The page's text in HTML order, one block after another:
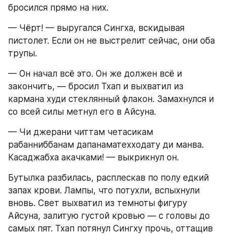
бросился прямо на них.
— Чёрт! — выругался Сингха, вскидывая
пистолет. Если он не выстрелит сейчас, они оба
трупы.
— Он начал всё это. Он же должен всё и
закончить, — бросил Тхап и выхватил из
кармана худи стеклянный флакон. Замахнулся и
со всей силы метнул его в Айсуна.
— Чи джерани читтам четасикам
рабанниббанам дапанаматехходату ди манва.
Касаджабха акачками! — выкрикнул он.
Бутылка разбилась, расплескав по полу едкий
запах крови. Лампы, что потухли, вспыхнули
вновь. Свет выхватил из темноты фигуру
Айсуна, залитую густой кровью — с головы до
самых пят. Тхап потянул Сингху прочь, оттащив